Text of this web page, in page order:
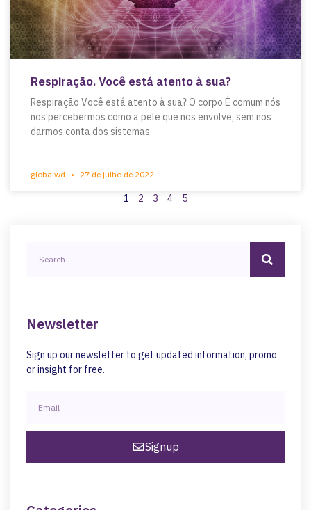
Respiração. Você está atento à sua?
Respiração Você está atento à sua? O corpo É comum nós
nos percebermos como a pele que nos envolve, sem nos
darmos conta dos sistemas
globalwd 27 de julho de 2022
1 2 3 4 5
Newsletter
Sign up our newsletter to get updated information, promo
or insight for free.
Signup